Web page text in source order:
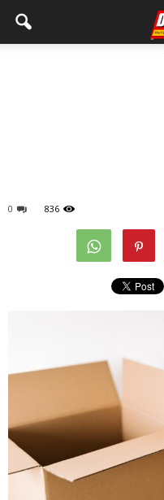
0 836